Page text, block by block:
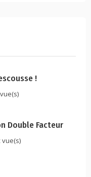
!
Double Facteur
vue(s)